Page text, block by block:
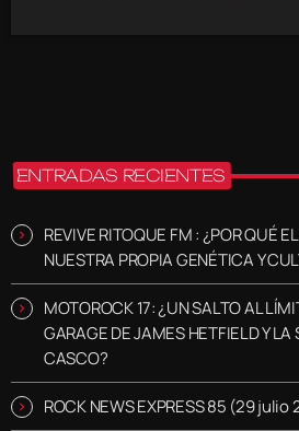
ENTRADAS RECIENTES
REVIVE RITOQUE FM : ¿POR QUÉ
NUESTRA PROPIA GENÉTICA Y
MOTOROCK 17: ¿UN SALTO AL
GARAGE DE JAMES HETFIELD Y
CASCO?
ROCK NEWS EXPRESS 85 (29 julio